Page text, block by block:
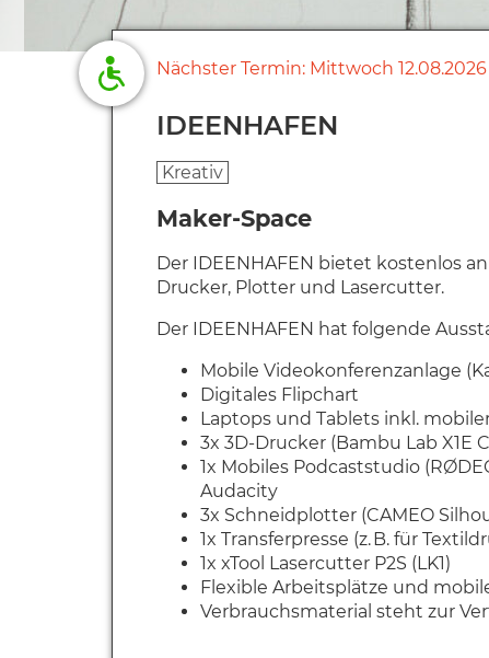
Nächster Termin: Mittwoch 12.08.2026
IDEENHAFEN
Kreativ
Maker-Space
Der IDEENHAFEN bietet kostenlos
Drucker, Plotter und Lasercutter.
Der IDEENHAFEN hat folgende
Mobile Videokonferenzanlage
Digitales Flipchart
Laptops und Tablets inkl.
3x 3D-Drucker (Bambu Lab X1E
1x Mobiles Podcaststudio
Audacity
3x Schneidplotter (CAMEO
1x Transferpresse (z. B. für
1x xTool Lasercutter P2S (LK1)
Flexible Arbeitsplätze und
Verbrauchsmaterial steht zur